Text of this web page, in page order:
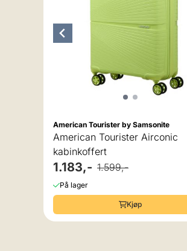
American Tourister by Samsonite
American Tourister Airconic
kabinkoffert
1.183,- 1.599,-
På lager
Kjøp